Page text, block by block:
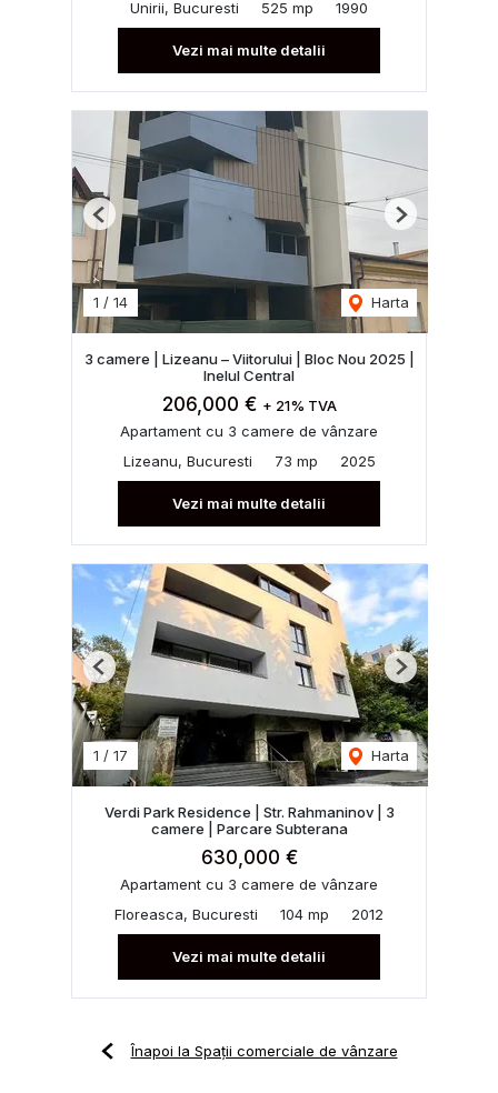
Unirii, Bucuresti 525 mp 1990
Vezi mai multe detalii
1 / 14 Harta
Previous Next
3 camere | Lizeanu – Viitorului | Bloc Nou 2025 |
Inelul Central
206,000 € + 21% TVA
Apartament cu 3 camere de vânzare
Lizeanu, Bucuresti
73 mp 2025
Vezi mai multe detalii
1 / 17 Harta
Previous Next
Verdi Park Residence | Str. Rahmaninov | 3
camere | Parcare Subterana
630,000 €
Apartament cu 3 camere de vânzare
Floreasca, Bucuresti
104 mp 2012
Vezi mai multe detalii
Înapoi la Spații comerciale de vânzare